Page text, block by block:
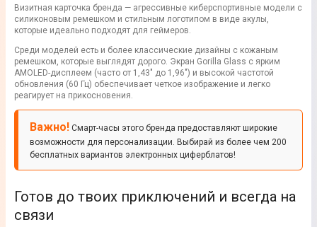
Визитная карточка бренда — агрессивные киберспортивные модели с
силиконовым ремешком и стильным логотипом в виде акулы,
которые идеально подходят для геймеров.
Среди моделей есть и более классические дизайны с кожаным
ремешком, которые выглядят дорого. Экран Gorilla Glass с ярким
AMOLED-дисплеем (часто от 1,43" до 1,96") и высокой частотой
обновления (60 Гц) обеспечивает четкое изображение и легко
реагирует на прикосновения.
Важно! Смарт-часы этого бренда предоставляют широкие
возможности для персонализации. Выбирай из более чем 200
бесплатных вариантов электронных циферблатов!
Готов до твоих приключений и всегда на
связи